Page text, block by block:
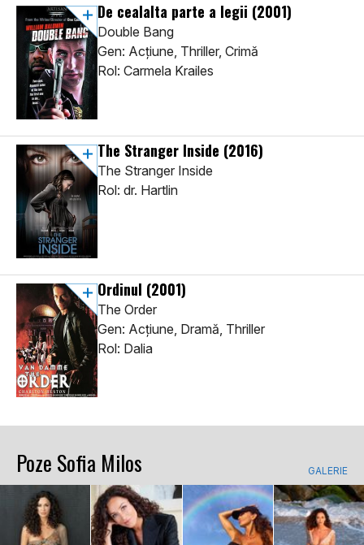
De cealalta parte a legii (2001)
Double Bang
Gen: Acţiune, Thriller, Crimă
Rol: Carmela Krailes
The Stranger Inside (2016)
The Stranger Inside
Rol: dr. Hartlin
Ordinul (2001)
The Order
Gen: Acţiune, Dramă, Thriller
Rol: Dalia
Poze Sofia Milos GALERIE